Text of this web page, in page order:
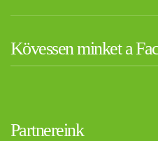
Kövessen minket a
Partnereink